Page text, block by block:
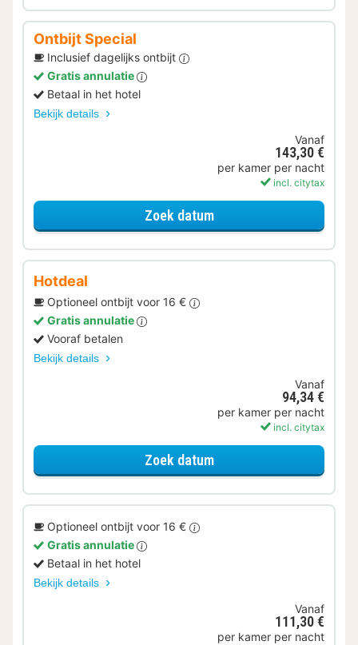
Ontbijt Special
Inclusief dagelijks ontbijt
Gratis annulatie
Betaal in het hotel
Bekijk details
Vanaf
143,30 €
per kamer per nacht
incl. citytax
Zoek datumvoor Ontbijt Special
Hotdeal
Optioneel ontbijt voor 16 €
Gratis annulatie
Vooraf betalen
Bekijk details
Vanaf
94,34 €
per kamer per nacht
incl. citytax
Zoek datumvoor Business 2
Optioneel ontbijt voor 16 €
Gratis annulatie
Betaal in het hotel
Bekijk details
Vanaf
111,30 €
per kamer per nacht